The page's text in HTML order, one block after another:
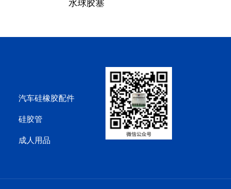
水球胶塞
汽车硅橡胶配件
硅胶管
成人用品